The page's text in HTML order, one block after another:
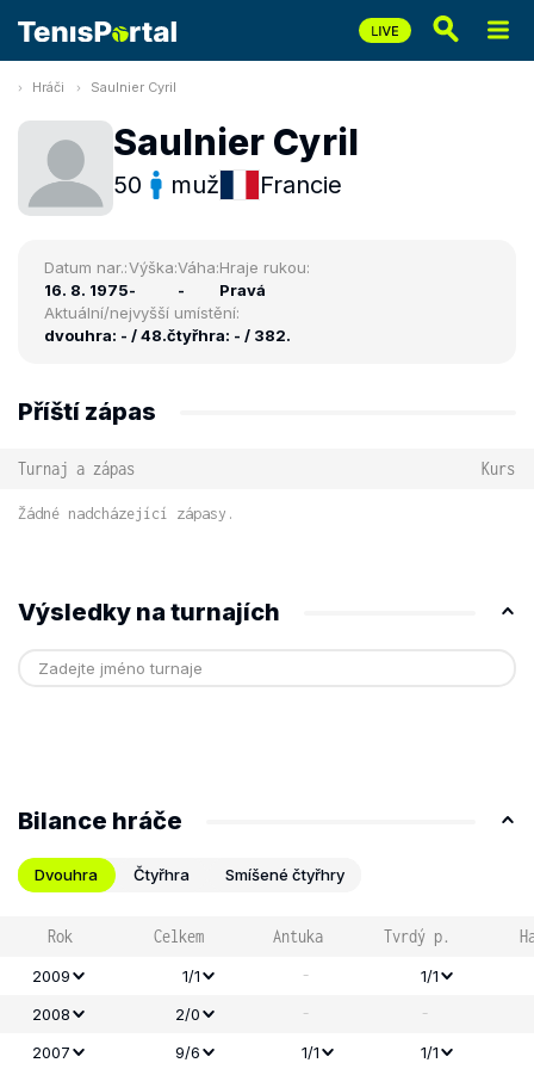
Hráči Saulnier Cyril
Saulnier Cyril
50 muž Francie
Datum nar.:
16. 8. 1975
Výška:
-
Váha:
-
Hraje rukou:
Pravá
Aktuální/nejvyšší umístění:
dvouhra: - / 48.čtyřhra: - / 382.
Příští zápas
Turnaj a zápas Kurs
Žádné nadcházející zápasy.
Výsledky na turnajích
Bilance hráče
Dvouhra Čtyřhra Smíšené čtyřhry
Rok Celkem Antuka Tvrdý p.
2009 1/1 -
1/1
2008
2/0 - -
2007
9/6 1/1 1/1